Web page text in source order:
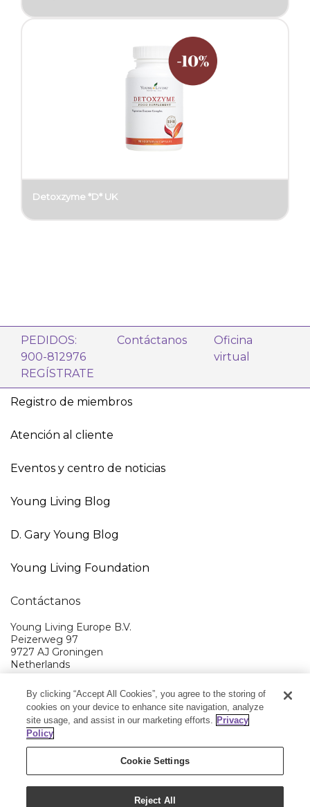
Detoxzyme *D* UK
PEDIDOS:
900-812976
Contáctanos
Oficina
virtual
REGÍSTRATE
Registro de miembros
Atención al cliente
Eventos y centro de noticias
Young Living Blog
D. Gary Young Blog
Young Living Foundation
Contáctanos
Young Living Europe B.V.
Peizerweg 97
9727 AJ Groningen
Netherlands
Atención al cliente:
900-812976
Young Living EMEA Ltd+44 (0) 20 3935 9000
Copyright © 2020 Young Living Essential Oils.
By clicking “Accept All Cookies”, you agree to the storing of
cookies on your device to enhance site navigation, analyze
site usage, and assist in our marketing efforts. Privacy
Policy
Cookie Settings
Reject All